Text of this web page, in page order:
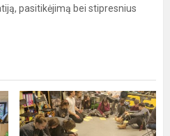
pasitikėjimą bei stipresnius